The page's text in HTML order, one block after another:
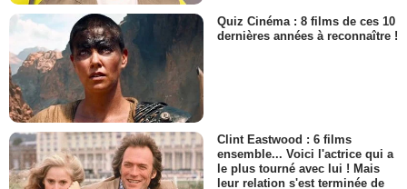
Quiz Cinéma : 8 films de ces 10
dernières années à reconnaître !
Clint Eastwood : 6 films
ensemble... Voici l'actrice qui a
le plus tourné avec lui ! Mais
leur relation s'est terminée de